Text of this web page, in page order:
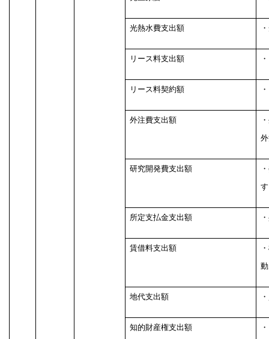
光熱水費支出額
リース料支出額
リース料契約額
外注費支出額
研究開発費支出額
所定支払金支出額
賃借料支出額
地代支出額
知的財産権支出額